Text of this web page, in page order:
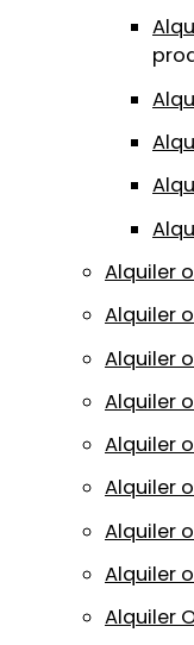
Alquiler
Alquiler
Alquiler
Alquiler
Alquiler
Alquiler
Alquiler
Alquiler
Alquiler